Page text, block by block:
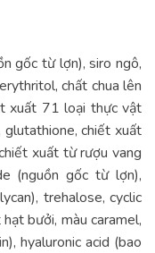
gốc từ lợn), siro ngô,
chất chua lên
xuất 71 loại thực vật
chiết xuất
xuất từ rượu vang
(nguồn gốc từ lợn),
trehalose, cyclic
bưởi, màu caramel,
hyaluronic acid (bao